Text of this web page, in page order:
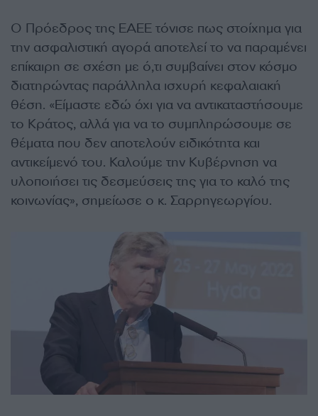
Ο Πρόεδρος της ΕΑΕΕ τόνισε πως στοίχημα για
την ασφαλιστική αγορά αποτελεί το να παραμένει
επίκαιρη σε σχέση με ό,τι συμβαίνει στον κόσμο
διατηρώντας παράλληλα ισχυρή κεφαλαιακή
θέση. «Είμαστε εδώ όχι για να αντικαταστήσουμε
το Κράτος, αλλά για να το συμπληρώσουμε σε
θέματα που δεν αποτελούν ειδικότητα και
αντικείμενό του. Καλούμε την Κυβέρνηση να
υλοποιήσει τις δεσμεύσεις της για το καλό της
κοινωνίας», σημείωσε ο κ. Σαρρηγεωργίου.